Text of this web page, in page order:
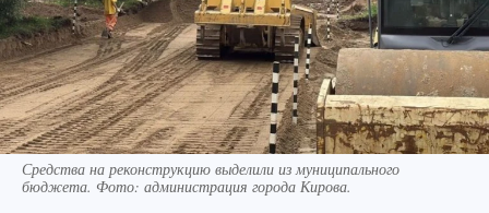
Средства на реконструкцию выделили из муниципального
бюджета. Фото: администрация города Кирова.